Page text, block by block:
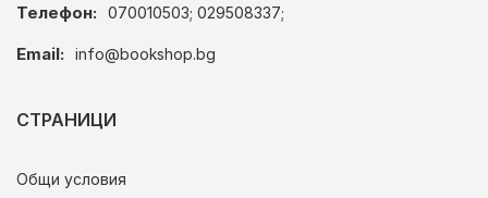
Телефон: 070010503; 029508337;
Email: info@bookshop.bg
СТРАНИЦИ
Общи условия